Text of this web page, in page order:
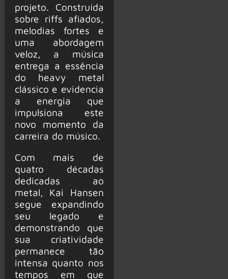
projeto. Construída
sobre riffs afiados,
melodias fortes e
uma abordagem
veloz, a música
entrega a essência
do heavy metal
clássico e evidencia
a energia que
impulsiona este
novo momento da
carreira do músico.
Com mais de
quatro décadas
dedicadas ao
metal, Kai Hansen
segue expandindo
seu legado e
demonstrando que
sua criatividade
permanece tão
intensa quanto nos
tempos em que